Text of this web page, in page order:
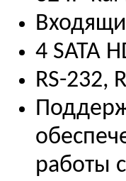
4 SATA
RS-232,
работы